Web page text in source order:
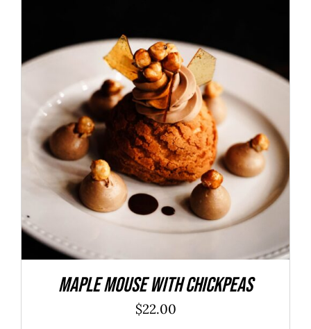
ADD TO CART / DÉTAILS
Maple Mouse With Chickpeas
$22.00